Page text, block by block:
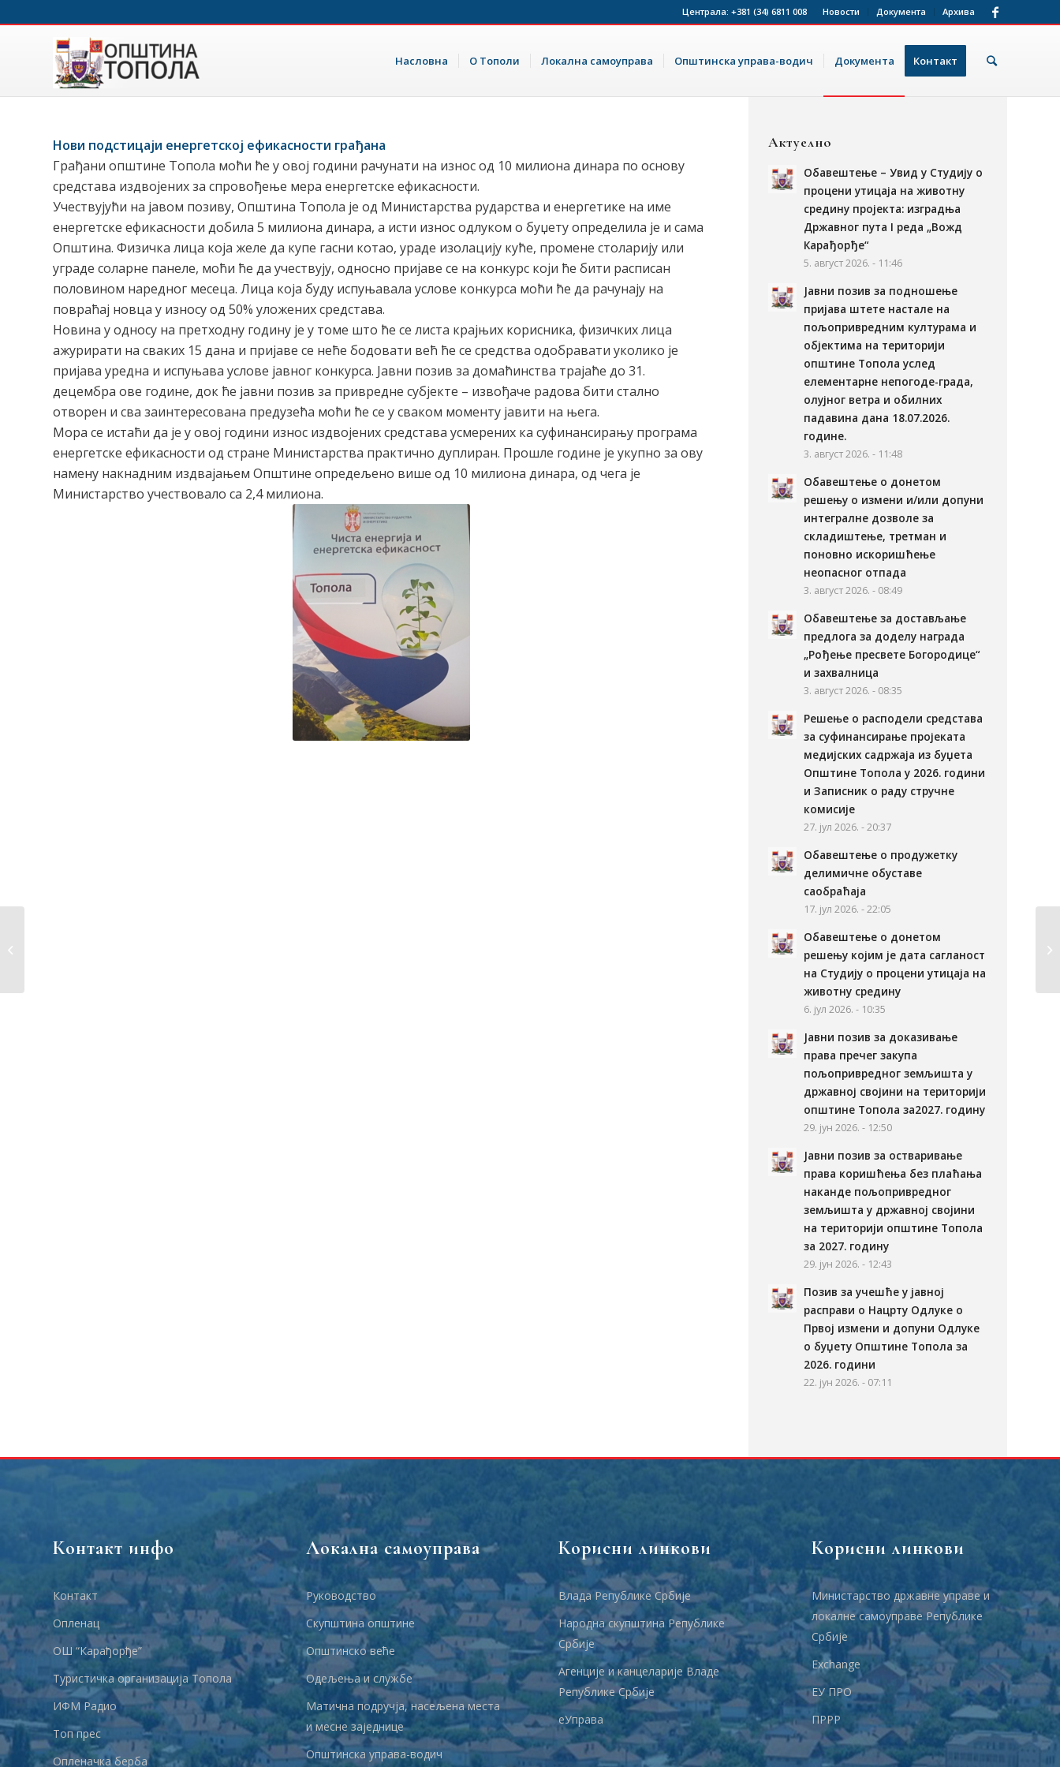
Новости Документа Архива
Централа: +381 (34) 6811 008
Насловна О Тополи Локална самоуправа Општинска управа-водич Документа Контакт
Нови подстицаји енергетској ефикасности грађана
Грађани општине Топола моћи ће у овој години рачунати на износ од 10 милиона динара по основу
средстава издвојених за спровођење мера енергетске ефикасности.
Учествујући на јавом позиву, Општина Топола је од Министарства рударства и енергетике на име
енергетске ефикасности добила 5 милиона динара, а исти износ одлуком о буџету определила је и сама
Општина. Физичка лица која желе да купе гасни котао, ураде изолацију куће, промене столарију или
уграде соларне панеле, моћи ће да учествују, односно пријаве се на конкурс који ће бити расписан
половином наредног месеца. Лица која буду испуњавала услове конкурса моћи ће да рачунају на
повраћај новца у износу од 50% уложених средстава.
Новина у односу на претходну годину је у томе што ће се листа крајњих корисника, физичких лица
ажурирати на сваких 15 дана и пријаве се неће бодовати већ ће се средства одобравати уколико је
пријава уредна и испуњава услове јавног конкурса. Јавни позив за домаћинства трајаће до 31.
децембра ове године, док ће јавни позив за привредне субјекте – извођаче радова бити стално
отворен и сва заинтересована предузећа моћи ће се у сваком моменту јавити на њега.
Мора се истаћи да је у овој години износ издвојених средстава усмерених ка суфинансирању програма
енергетске ефикасности од стране Министарства практично дуплиран. Прошле године је укупно за ову
намену накнадним издвајањем Општине опредељено више од 10 милиона динара, од чега је
Министарство учествовало са 2,4 милиона.
Актуелно
Обавештење – Увид у Студију о
процени утицаја на животну
средину пројекта: изградња
Државног пута I реда „Вожд
Карађорђе“
5. август 2026. - 11:46
Јавни позив за подношење
пријава штете настале на
пољопривредним културама и
објектима на територији
општине Топола услед
елементарне непогоде-града,
олујног ветра и обилних
падавина дана 18.07.2026.
године.
3. август 2026. - 11:48
Обавештење о донетом
решењу о измени и/или допуни
интегралне дозволе за
складиштење, третман и
поновно искоришћење
неопасног отпада
3. август 2026. - 08:49
Обавештење за достављање
предлога за доделу награда
„Рођење пресвете Богородице“
и захвалница
3. август 2026. - 08:35
Решење о расподели средстава
за суфинансирање пројеката
медијских садржаја из буџета
Општине Топола у 2026. години
и Записник о раду стручне
комисије
27. јул 2026. - 20:37
Обавештење о продужетку
делимичне обуставе
саобраћаја
17. јул 2026. - 22:05
Обавештење о донетом
решењу којим је дата сагланост
на Студију о процени утицаја на
животну средину
6. јул 2026. - 10:35
Јавни позив за доказивање
права пречег закупа
пољопривредног земљишта у
државној својини на територији
општине Топола за2027. годину
29. јун 2026. - 12:50
Јавни позив за остваривање
права коришћења без плаћања
наканде пољопривредног
земљишта у државној својини
на територији општине Топола
за 2027. годину
29. јун 2026. - 12:43
Позив за учешће у јавној
расправи о Нацрту Одлуке о
Првој измени и допуни Одлуке
о буџету Општине Топола за
2026. години
22. јун 2026. - 07:11
Контакт инфо
Контакт
Опленац
ОШ “Карађорђе”
Туристичка организација Топола
ИФМ Радио
Топ прес
Опленачка берба
Локална самоуправа
Руководство
Скупштина општине
Општинско веће
Одељења и службе
Матична подручја, насељена места
и месне заједнице
Општинска управа-водич
Корисни линкови
Влада Републике Србије
Народна скупштина Републике
Србије
Агенције и канцеларије Владе
Републике Србије
еУправа
Корисни линкови
Министарство државне управе и
локалне самоуправе Републике
Србије
Еxchange
ЕУ ПРО
ПРРР